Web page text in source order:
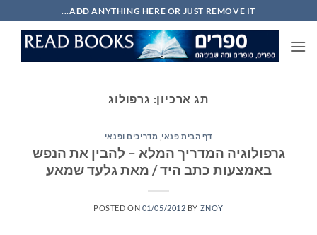
to
content
ADD ANYTHING HERE OR JUST REMOVE IT...
תג ארכיון: גרפולוג
דף הבית פנאי מדריכים ופנאי
גרפולוגיה המדריך המלא – להבין את הנפש
באמצעות כתב היד / מאת גלעד שמאע
POSTED ON 01/05/2012 BY ZNOY